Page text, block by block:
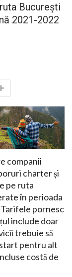
București
2021-2022
companii
charter și
pe ruta
în perioada
pornesc
include doar
trebuie să
pentru alt
costă de